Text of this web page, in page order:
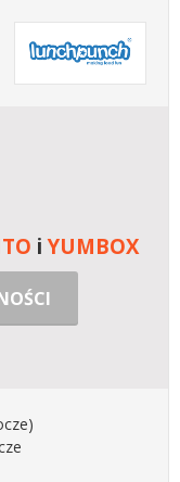
iYUMBOX